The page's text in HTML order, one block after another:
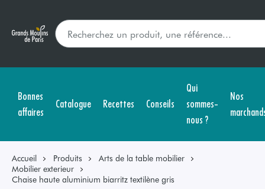
Bonnes
affaires
Catalogue Recettes Conseils
Qui
sommes-
nous ?
Nos
Accueil Produits
Arts de la table mobilier
Mobilier exterieur
Chaise haute aluminium biarritz textilène gris